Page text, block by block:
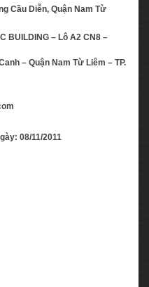
Cầu Diễn, Quận Nam Từ
BUILDING – Lô A2 CN8 –
– Quận Nam Từ Liêm – TP.
08/11/2011